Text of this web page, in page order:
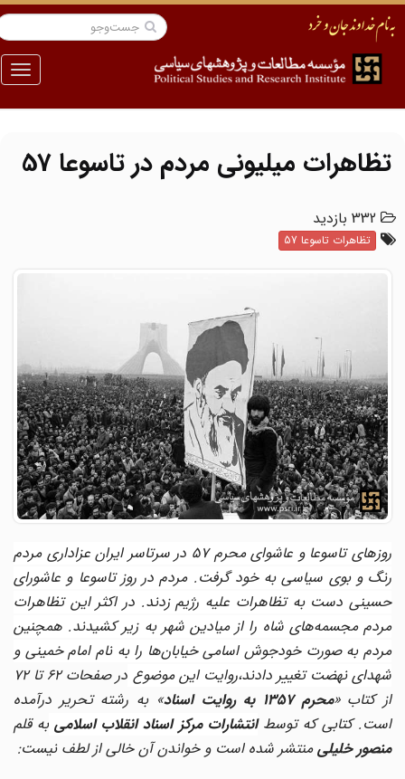
منو
تظاهرات میلیونی مردم در تاسوعا 57
332 بازدید
تظاهرات تاسوعا 57
روزهای تاسوعا و عاشوای محرم 57 در سرتاسر ‌ایران عزاداری مردم
رنگ و بوی سیاسی به خود گرفت. مردم در روز تاسوعا و عاشورای
حسینی دست به تظاهرات علیه رژیم زدند. در اکثر این تظاهرات
مردم مجسمه‌های شاه را از میادین شهر به زیر کشیدند. همچنین
مردم به صورت خودجوش اسامی خیابان‌ها را به نام امام خمینی و
شهدای نهضت تغییر دادند،روایت این موضوع
در صفحات 62 تا 72
از کتاب « محرم 1357 به روایت اسناد
» به رشته تحریر درآمده
است. کتابی که توسطانتشارات مرکز اسناد انقلاب اسلامی به قلم
منصور خلیلیمنتشر شده است و خواندن آن خالی از لطف نیست: